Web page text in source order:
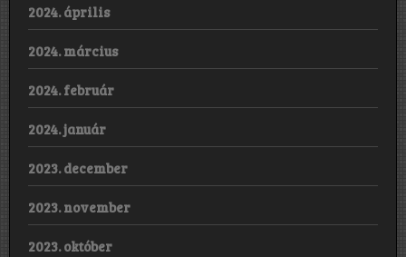
2024. április
2024. március
2024. február
2024. január
2023. december
2023. november
2023. október